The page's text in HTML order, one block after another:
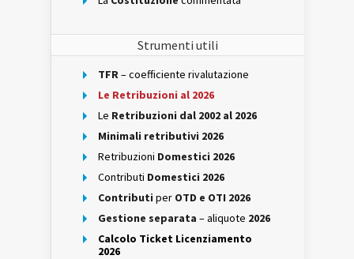
Strumenti utili
TFR– coefficiente rivalutazione
Le Retribuzioni al 2026
Le Retribuzioni dal 2002 al 2026
Minimali retributivi 2026
Retribuzioni Domestici 2026
Contributi Domestici 2026
Contributi per OTD e OTI 2026
Gestione separata – aliquote 2026
Calcolo Ticket Licenziamento
2026